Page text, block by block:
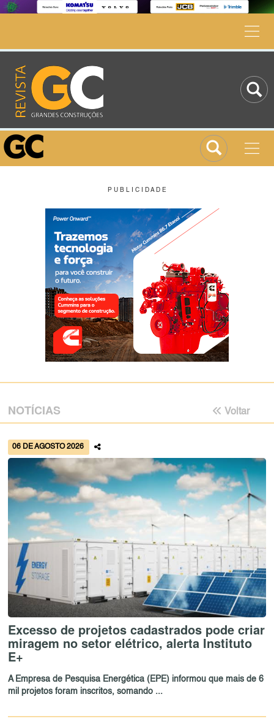
P U B L I C I D A D E
NOTÍCIAS Voltar
06 DE AGOSTO 2026
Excesso de projetos cadastrados pode criar
miragem no setor elétrico, alerta Instituto
E+
A Empresa de Pesquisa Energética (EPE) informou que mais de 6
mil projetos foram inscritos, somando ...